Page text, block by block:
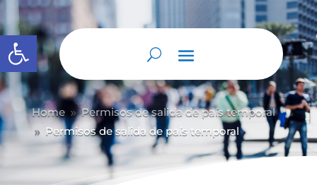
Abrir barra de herramientas
Home 9 Permisos de salida de país temporal
9 Permisos de salida de país temporal